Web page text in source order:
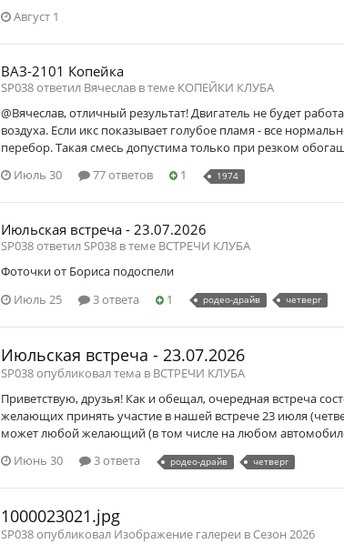
Август 1
ВАЗ-2101 Копейка
SP038 ответил Вячеслав в теме КОПЕЙКИ КЛУБА
@Вячеслав, отличный результат! Двигатель не будет
воздуха. Если икс показывает голубое пламя - все
перебор. Такая смесь допустима только при резком
Июль 30
77 ответов 1 1974
Июльская встреча - 23.07.2026
SP038 ответил SP038 в теме ВСТРЕЧИ КЛУБА
Фоточки от Бориса подоспели
Июль 25
3 ответа 1 родео-драйв четверг
Июльская встреча - 23.07.2026
SP038 опубликовал тема в ВСТРЕЧИ КЛУБА
Приветствую, друзья! Как и обещал, очередная встреча
желающих принять участие в нашей встрече 23 июля
может любой желающий (в том числе на любом
Июнь 30
3 ответа родео-драйв четверг
1000023021.jpg
SP038 опубликовал Изображение галереи в Сезон 2026